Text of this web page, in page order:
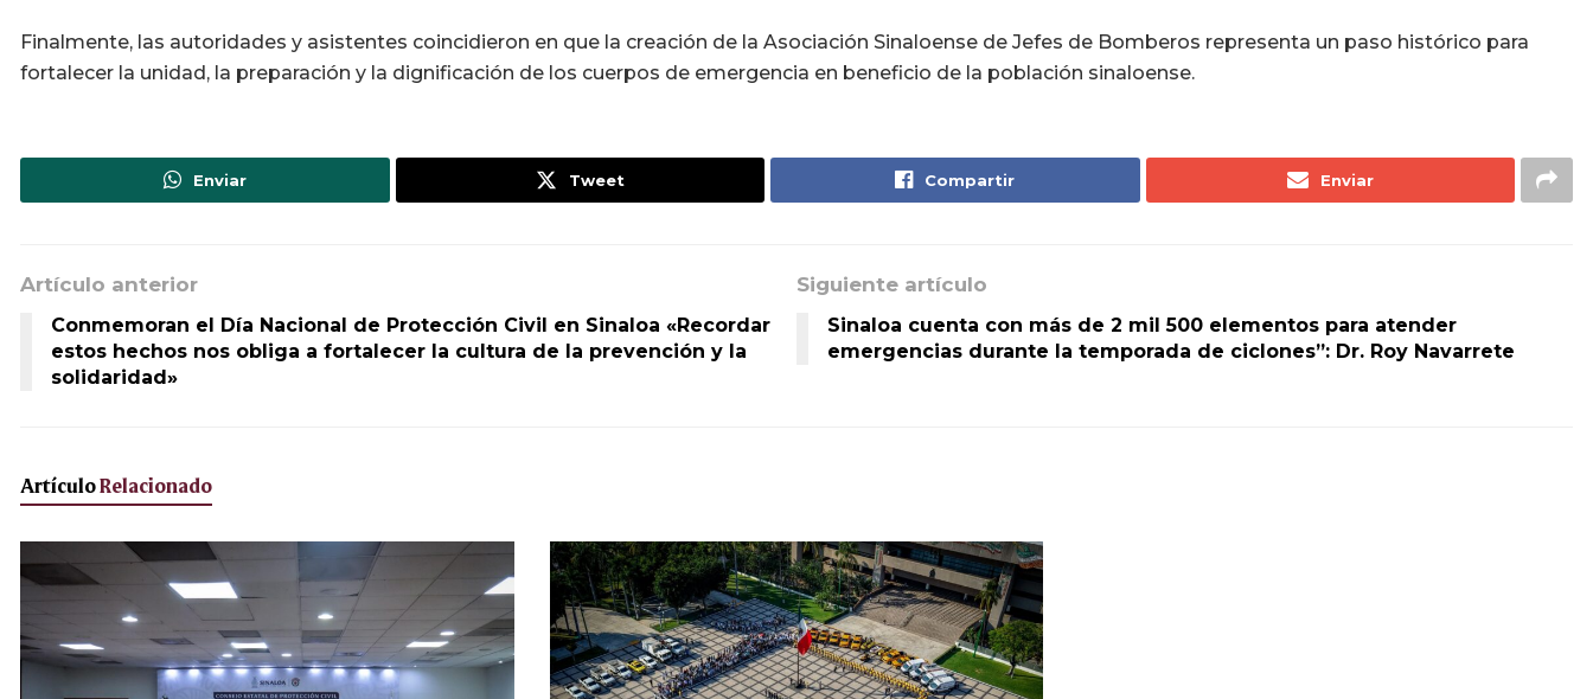
Finalmente, las autoridades y asistentes coincidieron en que la creación de la Asociación Sinaloense de Jefes de Bomberos representa un paso histórico para
fortalecer la unidad, la preparación y la dignificación de los cuerpos de emergencia en beneficio de la población sinaloense.
Enviar Tweet Compartir Enviar
Artículo anterior
Conmemoran el Día Nacional de Protección Civil en Sinaloa «Recordar
estos hechos nos obliga a fortalecer la cultura de la prevención y la
solidaridad»
Siguiente artículo
Sinaloa cuenta con más de 2 mil 500 elementos para atender
emergencias durante la temporada de ciclones”: Dr. Roy Navarrete
ArtículoRelacionado